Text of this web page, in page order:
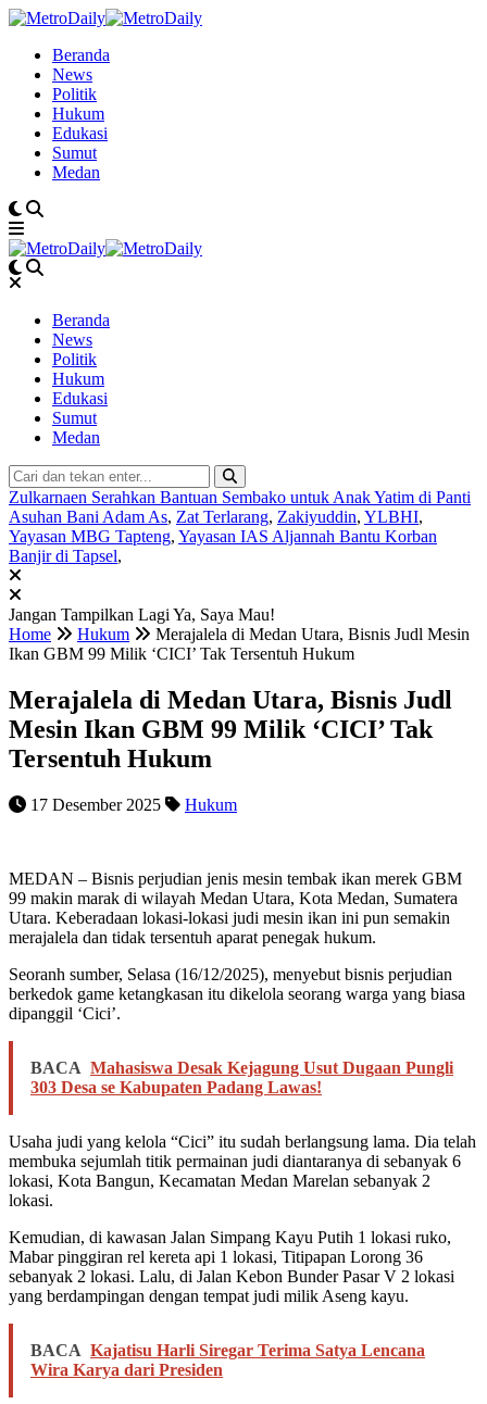
Beranda
News
Politik
Hukum
Edukasi
Sumut
Medan
Beranda
News
Politik
Hukum
Edukasi
Sumut
Medan
Zulkarnaen Serahkan Bantuan Sembako untuk Anak Yatim di Panti
Asuhan Bani Adam As, Zat Terlarang, Zakiyuddin, YLBHI,
Yayasan MBG Tapteng, Yayasan IAS Aljannah Bantu Korban
Banjir di Tapsel,
Jangan Tampilkan Lagi Ya, Saya Mau!
Home
Hukum
Merajalela di Medan Utara, Bisnis Judl Mesin
Ikan GBM 99 Milik ‘CICI’ Tak Tersentuh Hukum
Merajalela di Medan Utara, Bisnis Judl
Mesin Ikan GBM 99 Milik ‘CICI’ Tak
Tersentuh Hukum
17 Desember 2025 Hukum
MEDAN – Bisnis perjudian jenis mesin tembak ikan merek GBM
99 makin marak di wilayah Medan Utara, Kota Medan, Sumatera
Utara. Keberadaan lokasi-lokasi judi mesin ikan ini pun semakin
merajalela dan tidak tersentuh aparat penegak hukum.
Seoranh sumber, Selasa (16/12/2025), menyebut bisnis perjudian
berkedok game ketangkasan itu dikelola seorang warga yang biasa
dipanggil ‘Cici’.
BACA Mahasiswa Desak Kejagung Usut Dugaan Pungli
303 Desa se Kabupaten Padang Lawas!
Usaha judi yang kelola “Cici” itu sudah berlangsung lama. Dia telah
membuka sejumlah titik permainan judi diantaranya di sebanyak 6
lokasi, Kota Bangun, Kecamatan Medan Marelan sebanyak 2
lokasi.
Kemudian, di kawasan Jalan Simpang Kayu Putih 1 lokasi ruko,
Mabar pinggiran rel kereta api 1 lokasi, Titipapan Lorong 36
sebanyak 2 lokasi. Lalu, di Jalan Kebon Bunder Pasar V 2 lokasi
yang berdampingan dengan tempat judi milik Aseng kayu.
BACA Kajatisu Harli Siregar Terima Satya Lencana
Wira Karya dari Presiden